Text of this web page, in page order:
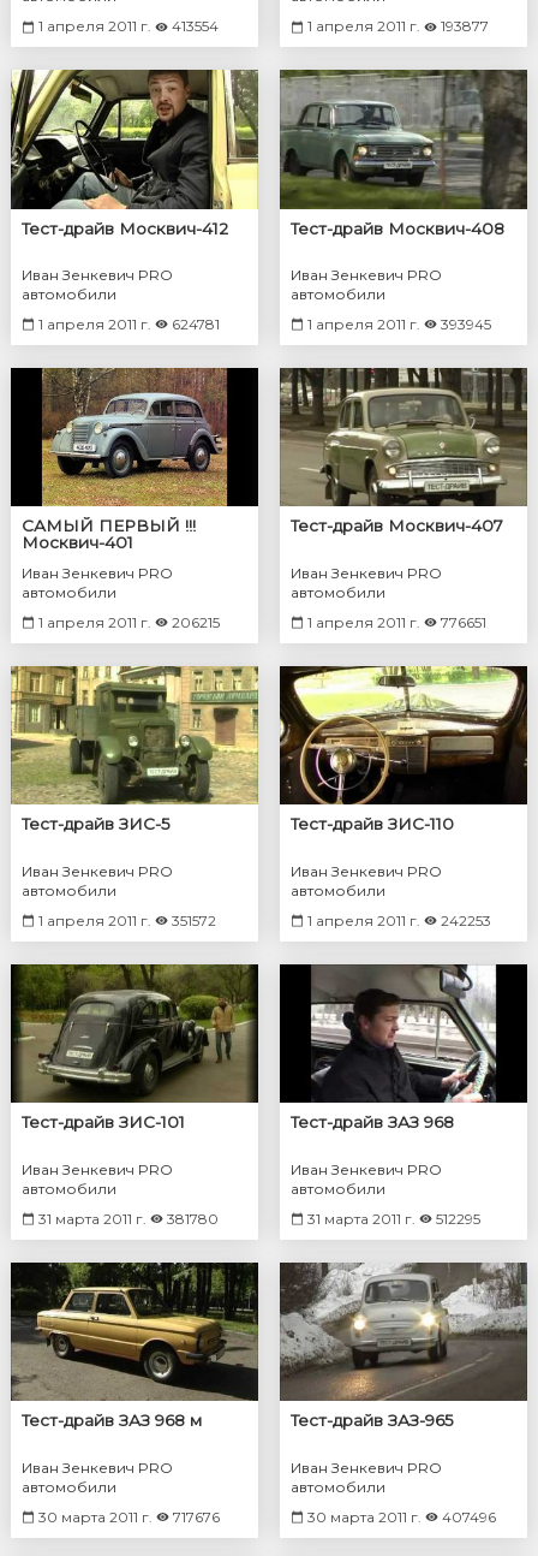
1 апреля 2011 г.
413554
1 апреля 2011 г.
193877
Тест-драйв Москвич-412
Иван Зенкевич PRO
автомобили
1 апреля 2011 г.
624781
Тест-драйв Москвич-408
Иван Зенкевич PRO
автомобили
1 апреля 2011 г.
393945
САМЫЙ ПЕРВЫЙ !!!
Москвич-401
Иван Зенкевич PRO
автомобили
1 апреля 2011 г.
206215
Тест-драйв Москвич-407
Иван Зенкевич PRO
автомобили
1 апреля 2011 г.
776651
Тест-драйв ЗИС-5
Иван Зенкевич PRO
автомобили
1 апреля 2011 г.
351572
Тест-драйв ЗИС-110
Иван Зенкевич PRO
автомобили
1 апреля 2011 г.
242253
Тест-драйв ЗИС-101
Иван Зенкевич PRO
автомобили
31 марта 2011 г.
381780
Тест-драйв ЗАЗ 968
Иван Зенкевич PRO
автомобили
31 марта 2011 г.
512295
Тест-драйв ЗАЗ 968 м
Иван Зенкевич PRO
автомобили
30 марта 2011 г.
717676
Тест-драйв ЗАЗ-965
Иван Зенкевич PRO
автомобили
30 марта 2011 г.
407496